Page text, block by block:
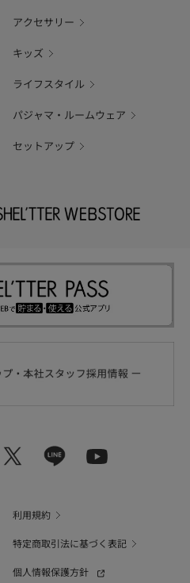
アクセサリー
キッズ
ライフスタイル
パジャマ・ルームウェア
セットアップ
利用規約
特定商取引法に基づく表記
個人情報保護方針